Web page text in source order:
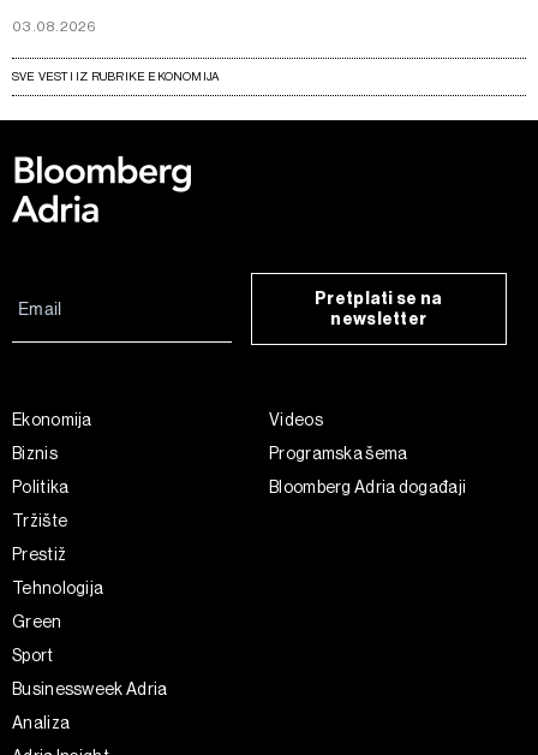
03.08.2026
SVE VESTI IZ RUBRIKE EKONOMIJA
Pretplati se na
newsletter
Ekonomija
Biznis
Politika
Tržište
Prestiž
Tehnologija
Green
Sport
Businessweek Adria
Analiza
Videos
Programska šema
Bloomberg Adria događaji